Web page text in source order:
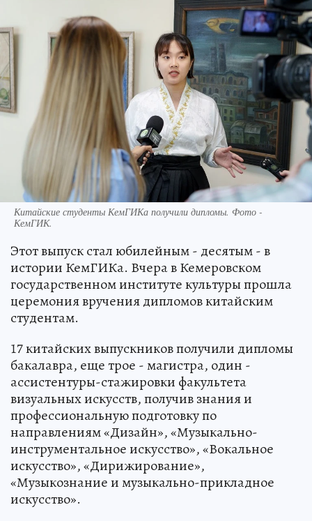
Китайские студенты КемГИКа получили дипломы. Фото -
КемГИК.
Этот выпуск стал юбилейным - десятым - в
истории КемГИКа. Вчера в Кемеровском
государственном институте культуры прошла
церемония вручения дипломов китайским
студентам.
17 китайских выпускников получили дипломы
бакалавра, еще трое - магистра, один -
ассистентуры-стажировки факультета
визуальных искусств, получив знания и
профессиональную подготовку по
направлениям «Дизайн», «Музыкально-
инструментальное искусство», «Вокальное
искусство», «Дирижирование»,
«Музыкознание и музыкально-прикладное
искусство».